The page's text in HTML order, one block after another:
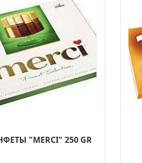
"MERCI" 250 GR